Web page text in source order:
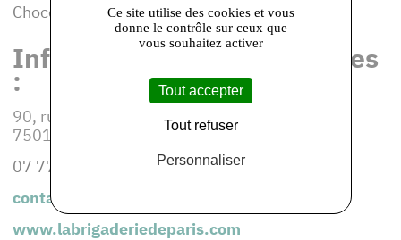
Chocolat
Informations et coordonnées
:
90, rue Daguerre
75014 Paris
07 77 25 20 23
contact@labrigaderiedeparis.com
www.labrigaderiedeparis.com
Ce site utilise des cookies et vous
donne le contrôle sur ceux que
vous souhaitez activer
Tout accepter
Tout refuser
Personnaliser